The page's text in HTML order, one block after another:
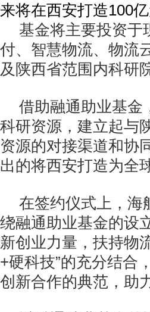
来将在西安打造100
基金将主要投资于
付、智慧物流、物流
及陕西省范围内科研
借助融通助业基金
科研资源，建立起与
资源的对接渠道和协
出的将西安打造为全
在签约仪式上，海
绕融通助业基金的设
新创业力量，扶持物
+硬科技”的充分结合
创新合作的典范，助